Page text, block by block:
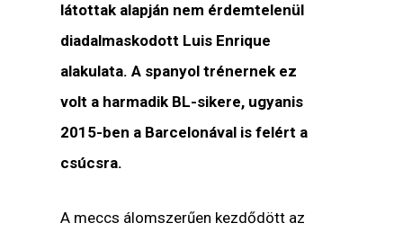
látottak alapján nem érdemtelenül
diadalmaskodott Luis Enrique
alakulata. A spanyol trénernek ez
volt a harmadik BL-sikere, ugyanis
2015-ben a Barcelonával is felért a
csúcsra.
A meccs álomszerűen kezdődött az